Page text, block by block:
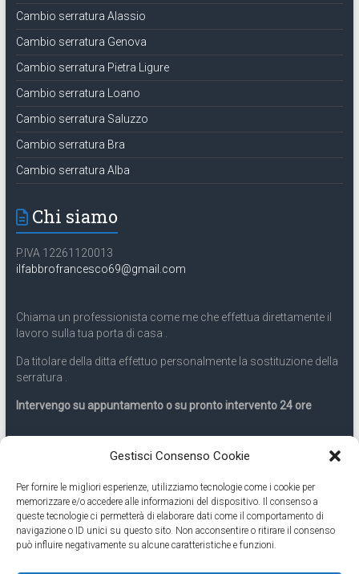
Gestisci Consenso Cookie
Per fornire le migliori esperienze, utilizziamo tecnologie come i cookie per
memorizzare e/o accedere alle informazioni del dispositivo. Il consenso a
queste tecnologie ci permetterà di elaborare dati come il comportamento di
navigazione o ID unici su questo sito. Non acconsentire o ritirare il consenso
può influire negativamente su alcune caratteristiche e funzioni.
Cambio serratura Alassio
Cambio serratura Genova
Cambio serratura Pietra Ligure
Cambio serratura Loano
Cambio serratura Saluzzo
Cambio serratura Bra
Cambio serratura Alba
Chi siamo
P.IVA 12261120013
ilfabbrofrancesco69@gmail.com
Chiama un professionista come me che effettua direttamente il
lavoro sulla tua porta di casa .
Da titolare della ditta effettuo personalmente la sostituzione della
serratura .
Intervengo su appuntamento o su pronto intervento 24 ore
Servizio 24 ore
Cell331.9899963
Eseguiamo anche lavori di apertura porte pronto intervento 24
ore